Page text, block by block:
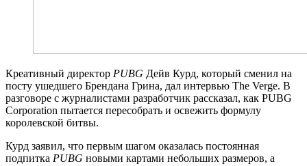
Креативный директор PUBG Дейв Курд, который сменил на
посту ушедшего Брендана Грина, дал интервью The Verge. В
разговоре с журналистами разработчик рассказал, как PUBG
Corporation пытается пересобрать и освежить формулу
королевской битвы.
Курд заявил, что первым шагом оказалась постоянная
подпитка PUBG новыми картами небольших размеров, а